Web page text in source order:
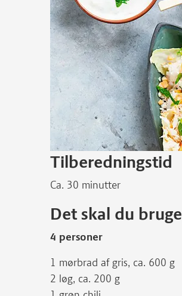
Tilberedningstid
Ca. 30 minutter
Det skal du bruge
4 personer
1 mørbrad af gris, ca. 600 g
2 løg, ca. 200 g